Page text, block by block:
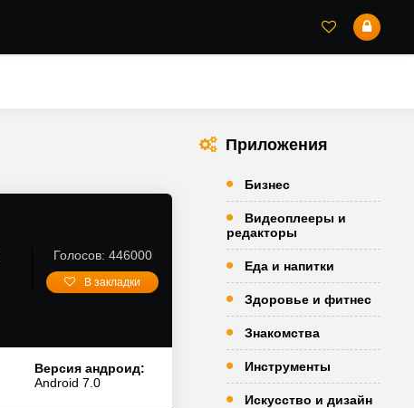
Голосов: 446000
В закладки
Версия андроид:
Android 7.0
Приложения
Бизнес
Видеоплееры и
редакторы
Еда и напитки
Здоровье и фитнес
Знакомства
Инструменты
Искусство и дизайн